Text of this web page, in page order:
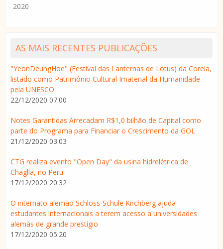
2020
AS MAIS RECENTES PUBLICAÇÕES
"YeonDeungHoe" (Festival das Lanternas de Lótus) da Coreia,
listado como Patrimônio Cultural Imaterial da Humanidade
pela UNESCO
22/12/2020 07:00
Notes Garantidas Arrecadam R$1,0 bilhão de Capital como
parte do Programa para Financiar o Crescimento da GOL
21/12/2020 03:03
CTG realiza evento "Open Day" da usina hidrelétrica de
Chaglla, no Peru
17/12/2020 20:32
O internato alemão Schloss-Schule Kirchberg ajuda
estudantes internacionais a terem acesso a universidades
alemãs de grande prestígio
17/12/2020 05:20